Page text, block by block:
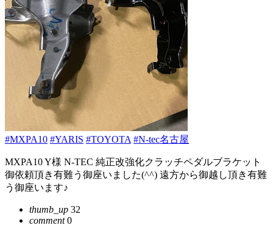
#MXPA10 #YARIS #TOYOTA #N-tec名古屋
MXPA10 Y様 N-TEC 純正改強化クラッチペダルブラケット
御依頼頂き有難う御座いました(^^) 遠方から御越し頂き有難
う御座います♪
thumb_up 32
comment0